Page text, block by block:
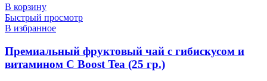
В корзину
Быстрый просмотр
В избранное
Премиальный фруктовый чай с гибискусом и
витамином С Boost Tea (25 гр.)